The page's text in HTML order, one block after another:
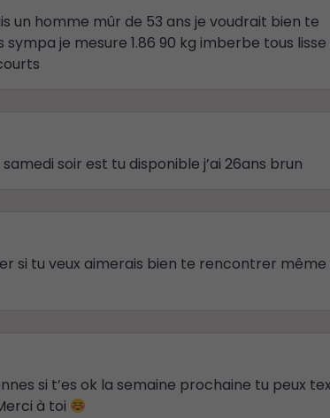
un homme mûr de 53 ans je voudrait bien te
je mesure 1.86 90 kg imberbe tous lisse
soir est tu disponible j’ai 26ans brun
si tu veux aimerais bien te rencontrer même
si t’es ok la semaine prochaine tu peux
à toi